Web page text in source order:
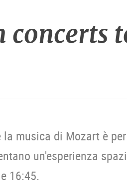
musica di Mozart è
un'esperienza
16:45.